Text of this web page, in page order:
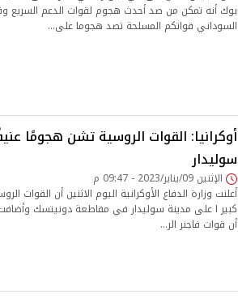
بوك أنه تمكن من صد أحدث هجوم لقوات الدعم السريع
السوداني قواتكم المسلحة تصد هجوما على…
أوكرانيا: القوات الروسية تشن هجومًا
سوليدار
الإثنين 09/يناير/2023 - 09:47 م
أعلنت وزارة الدفاع الأوكرانية اليوم الاثنين أن القوات
كبير ا على مدينة سوليدار في مقاطعة دونيتسك وأضافت
أن قوات فاجنر الر…